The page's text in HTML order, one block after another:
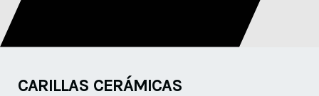
CARILLAS CERÁMICAS